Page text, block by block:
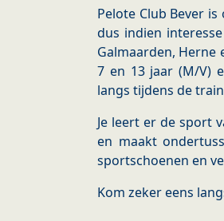
Pelote Club Bever
dus indien
Galmaarden, Herne
7 en 13 jaar (M/V)
langs tijdens de
Je leert er de sport
en maakt
sportschoenen en
Kom zeker eens